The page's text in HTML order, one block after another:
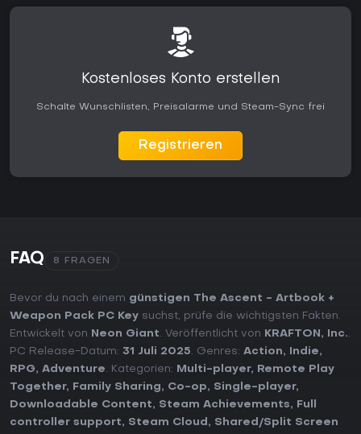
Kostenloses Konto erstellen
Schalte Wunschlisten, Preisalarme und Steam-Sync frei
Registrieren
FAQ 8 FRAGEN
Bevor du nach einem günstigen The Ascent - Artbook +
Weapon Pack PC Key suchst, prüfe die wichtigsten Fakten.
Entwickelt von
Neon Giant. Veröffentlicht von KRAFTON, Inc..
PC Release-Datum: 31 Juli 2025. Genres: Action, Indie,
RPG, Adventure. Kategorien: Multi-player,
Remote Play
Together, Family Sharing, Co-op, Single-player,
Downloadable Content, Steam Achievements,
Full
controller support, Steam Cloud , Shared/Split Screen